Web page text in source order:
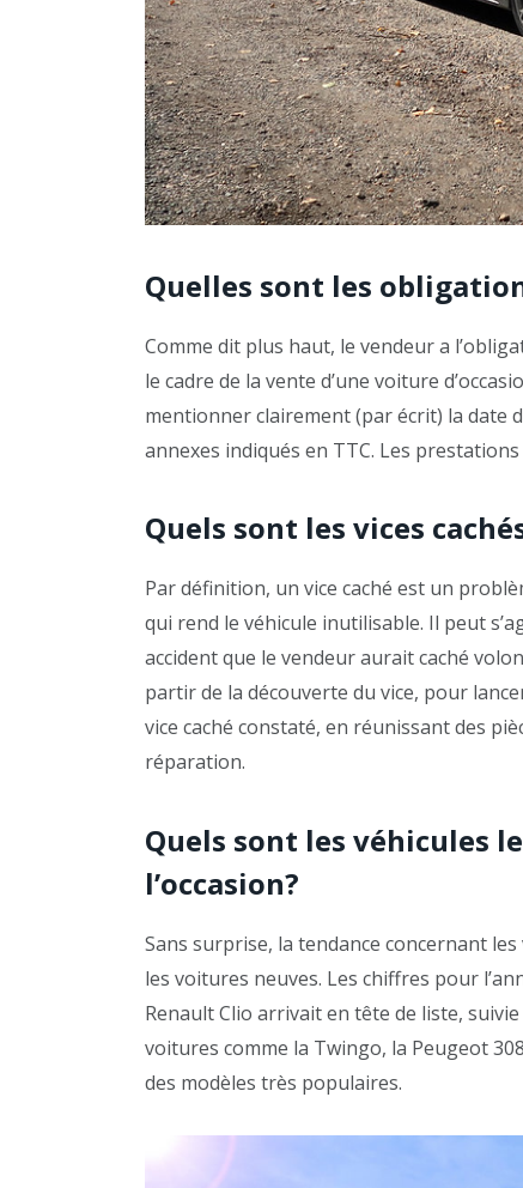
Quelles sont les
Comme dit plus haut, le vendeur a
le cadre de la vente d’une voiture
mentionner clairement (par écrit) la date
annexes indiqués en TTC. Les
Quels sont les vices
Par définition, un vice caché est un
qui rend le véhicule inutilisable. Il peut
accident que le vendeur aurait caché
partir de la découverte du vice, pour
vice caché constaté, en réunissant des
réparation.
Quels sont les véhicules
l’occasion?
Sans surprise, la tendance concernant
les voitures neuves. Les chiffres pour
Renault Clio arrivait en tête de liste,
voitures comme la Twingo, la Peugeot
des modèles très populaires.